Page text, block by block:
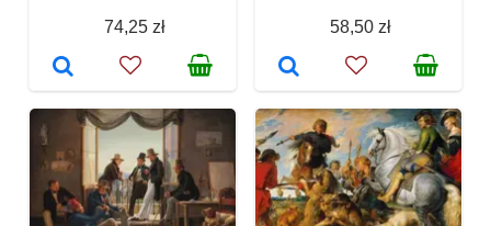
74,25 zł
58,50 zł